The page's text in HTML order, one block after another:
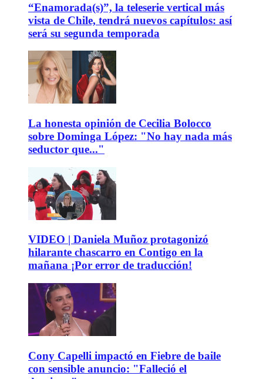
“Enamorada(s)”, la teleserie vertical más
vista de Chile, tendrá nuevos capítulos: así
será su segunda temporada
La honesta opinión de Cecilia Bolocco
sobre Dominga López: "No hay nada más
seductor que..."
VIDEO | Daniela Muñoz protagonizó
hilarante chascarro en Contigo en la
mañana ¡Por error de traducción!
Cony Capelli impactó en Fiebre de baile
con sensible anuncio: "Falleció el